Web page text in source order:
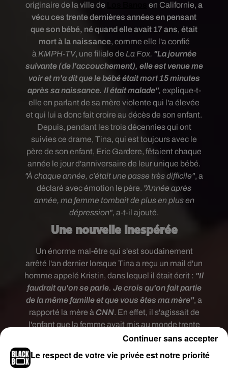
originaire de la ville de
en Californie, a
vécu ces trente dernières années en pensant
que son bébé, né quand elle avait 17 ans, était
mort à la naissance, comme elle l'a confié
à KMPH-TV, une filiale de La Fox. "La journée
suivante (de l'accouchement), elle est venue me
voir et m'a dit que le bébé était mort 15 minutes
après sa naissance. Il était malade", explique-t-
elle en parlant de sa mère violente qui l'a élevée
et qui lui a donc fait croire au décès de son enfant.
Depuis, pendant les trois décennies qui ont
suivies ce drame, Tina, qui est toujours avec le
père de son enfant, Eric Gardere, fêtaient chaque
année le jour d'anniversaire de leur unique bébé.
"À chaque année, c’était une passe très difficile", a
déclaré avec émotion le père. "Année après
année, ma femme tombait de plus en plus en
dépression", a-t-il ajouté.
Une nouvelle inespérée
Un énorme mal-être qui s'est soudainement
arrêté l'an dernier lorsque Tina a reçu un mail d'un
homme appelé Kristin, dans lequel il était écrit : "Il
faudrait qu'on se parle. Je crois qu'on fait partie
de la même famille et que vous êtes ma mère", a
rapporté la mère à CNN. En effet, il s'agissait de
l'enfant que la femme avait mis au monde trente
ans plus tôt, qui est aujourd'hui un homme alors
Kristin vit désormais avec sa femme et ont
Le respect de votre vie privée est notre priorité
Continuer sans accepter